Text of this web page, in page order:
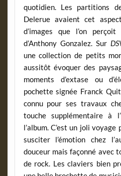
quotidien. Les partitions
Delerue avaient cet
d’images que l’on
d’Anthony Gonzalez. Sur
une collection de petits
aussitôt évoquer des
moments d’extase ou
pochette signée Franck
connu pour ses travaux
touche supplémentaire à
l’album. C’est un joli
susciter l’émotion chez
douceur mais façonné avec
de rock. Les claviers bien